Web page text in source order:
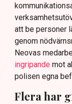
att be personer
genom
Neovas
ingripande mot
polisen egna
Flera har